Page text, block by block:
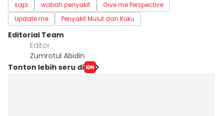
sapi wabah penyakit
Give me Perspective
Update me
Penyakit Mulut dan Kuku
Editorial Team
Editor
Zumrotul Abidin
Tonton lebih seru di